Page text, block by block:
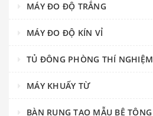
MÁY ĐO ĐỘ TRẮNG
MÁY ĐO ĐỘ KÍN VỈ
TỦ ĐÔNG PHÒNG THÍ NGHIỆM
MÁY KHUẤY TỪ
BÀN RUNG TẠO MẪU BÊ TÔNG